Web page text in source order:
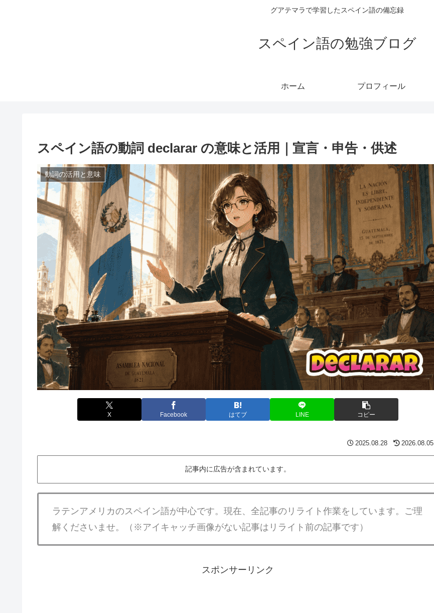
グアテマラで学習したスペイン語の備忘録
スペイン語の勉強ブログ
ホーム プロフィール
スペイン語の動詞 declarar の意味と活用｜宣言・申告・供述
動詞の活用と意味
X Facebook はてブ LINE コピー
2025.08.28 2026.08.05
記事内に広告が含まれています。
ラテンアメリカのスペイン語が中心です。現在、全記事のリライト作業をしています。ご理
解くださいませ。（※アイキャッチ画像がない記事はリライト前の記事です）
スポンサーリンク